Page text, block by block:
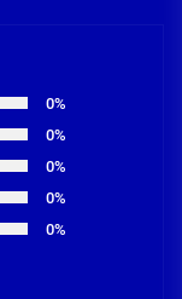
0%
0%
0%
0%
0%